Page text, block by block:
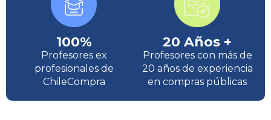
100%
Profesores ex
profesionales de
ChileCompra
20 Años +
Profesores con más de
20 años de experiencia
en compras públicas